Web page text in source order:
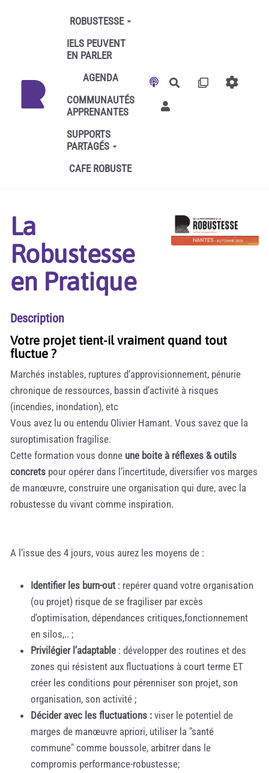
Aller au contenu principal
ROBUSTESSE
IELS PEUVENT
EN PARLER
AGENDA
COMMUNAUTÉS
APPRENANTES
SUPPORTS
PARTAGÉS
CAFE ROBUSTE
Rechercher
La
Robustesse
en Pratique
Description
Votre projet tient-il vraiment quand tout
fluctue ?
Marchés instables, ruptures d’approvisionnement, pénurie
chronique de ressources, bassin d’activité à risques
(incendies, inondation), etc
Vous avez lu ou entendu Olivier Hamant. Vous savez que la
suroptimisation fragilise.
Cette formation vous donne une boite à réflexes & outils
concrets pour opérer dans l’incertitude, diversifier vos marges
de manœuvre, construire une organisation qui dure, avec la
robustesse du vivant comme inspiration.
A l’issue des 4 jours, vous aurez les moyens de :
Identifier les burn-out : repérer quand votre organisation
(ou projet) risque de se fragiliser par excès
d'optimisation, dépendances critiques,fonctionnement
en silos,.. ;
Privilégier l’adaptable : développer des routines et des
zones qui résistent aux fluctuations à court terme ET
créer les conditions pour pérenniser son projet, son
organisation, son activité ;
Décider avec les fluctuations : viser le potentiel de
marges de manœuvre apriori, utiliser la "santé
commune" comme boussole, arbitrer dans le
compromis performance-robustesse;